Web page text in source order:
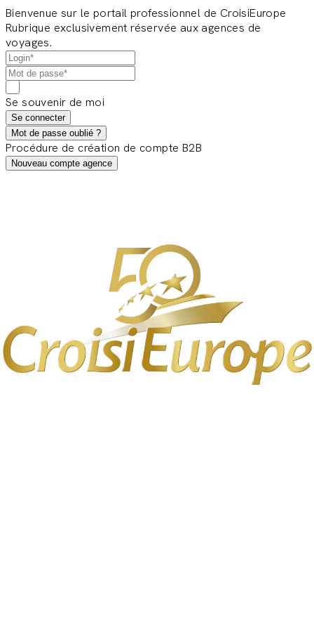
Bienvenue sur le portail professionnel de CroisiEurope
Rubrique exclusivement réservée aux agences de
voyages.
Se souvenir de moi
Se connecter
Mot de passe oublié ?
Procédure de création de compte B2B
Nouveau compte agence